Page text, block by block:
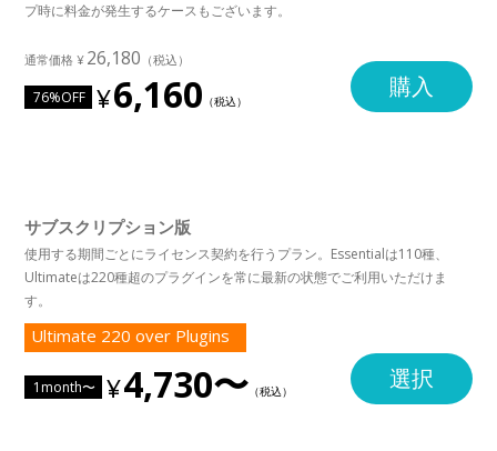
プ時に料金が発生するケースもございます。
26,180
76%OFF 6,160 購入
サブスクリプション版
使用する期間ごとにライセンス契約を行うプラン。Essentialは110種、
Ultimateは220種超のプラグインを常に最新の状態でご利用いただけま
す。
Ultimate 220 over Plugins
1month〜 4,730〜 選択